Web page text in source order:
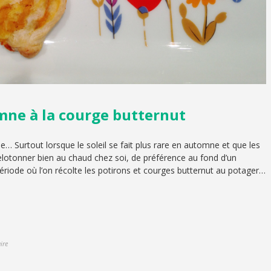
à la courge butternut
Surtout lorsque le soleil se fait plus rare en automne et que les
bien au chaud chez soi, de préférence au fond d’un
où l’on récolte les potirons et courges butternut au potager…